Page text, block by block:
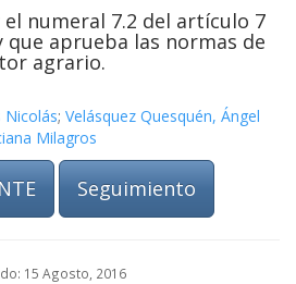
numeral 7.2 del artículo 7
que aprueba las normas de
agrario.
Nicolás; Velásquez Quesquén, Ángel
Milagros
Seguimiento
15 Agosto, 2016